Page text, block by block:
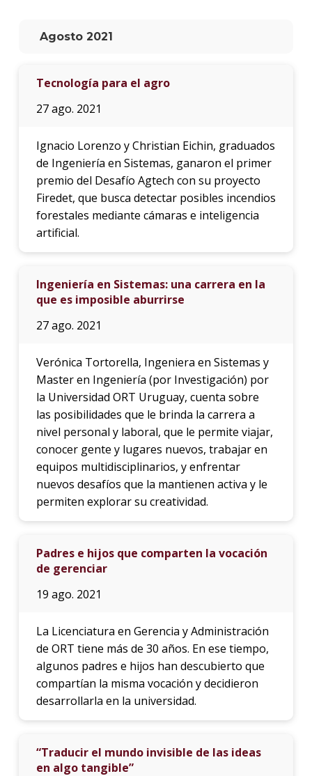
Agosto 2021
Tecnología para el agro
27 ago. 2021
Ignacio Lorenzo y Christian Eichin, graduados
de Ingeniería en Sistemas, ganaron el primer
premio del Desafío Agtech con su proyecto
Firedet, que busca detectar posibles incendios
forestales mediante cámaras e inteligencia
artificial.
Ingeniería en Sistemas: una carrera en la
que es imposible aburrirse
27 ago. 2021
Verónica Tortorella, Ingeniera en Sistemas y
Master en Ingeniería (por Investigación) por
la Universidad ORT Uruguay, cuenta sobre
las posibilidades que le brinda la carrera a
nivel personal y laboral, que le permite viajar,
conocer gente y lugares nuevos, trabajar en
equipos multidisciplinarios, y enfrentar
nuevos desafíos que la mantienen activa y le
permiten explorar su creatividad.
Padres e hijos que comparten la vocación
de gerenciar
19 ago. 2021
La Licenciatura en Gerencia y Administración
de ORT tiene más de 30 años. En ese tiempo,
algunos padres e hijos han descubierto que
compartían la misma vocación y decidieron
desarrollarla en la universidad.
“Traducir el mundo invisible de las ideas
en algo tangible”